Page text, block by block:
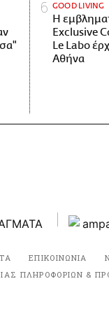
GOOD LIVING
Η
Exclusive
Le Labo
Αθήνα
ΕΠΙΚΟΙΝΩΝΙΑ
ΠΛΗΡΟΦΟΡΙΩΝ &